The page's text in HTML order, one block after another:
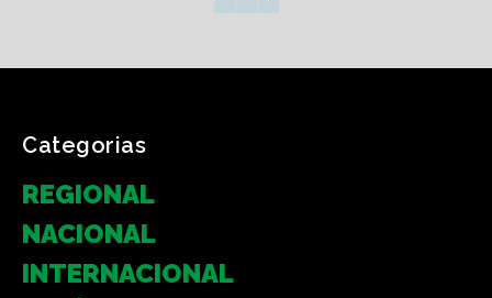
Categorias
REGIONAL
NACIONAL
INTERNACIONAL